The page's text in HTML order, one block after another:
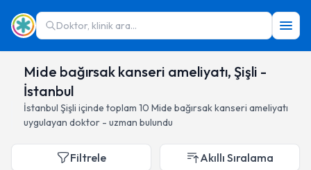
Doktor, klinik ara...
Mide bağırsak kanseri ameliyatı, Şişli -
İstanbul
İstanbul Şişli içinde toplam 10 Mide bağırsak kanseri ameliyatı
uygulayan doktor - uzman bulundu
Filtrele Akıllı Sıralama